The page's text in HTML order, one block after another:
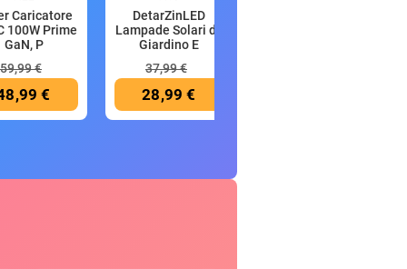
Caricatore
100W Prime
GaN, P
59,99 €
€
DetarZinLED
Lampade Solari da
Giardino E
37,99 €
28,99 €